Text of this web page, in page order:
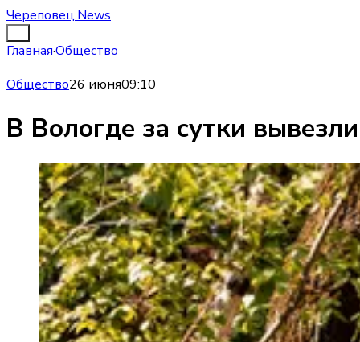
Череповец.News
Главная·Общество
Общество26 июня09:10
В Вологде за сутки